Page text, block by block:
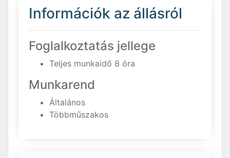
Információk az állásról
Foglalkoztatás jellege
Teljes munkaidő 8 óra
Munkarend
Általános
Többműszakos